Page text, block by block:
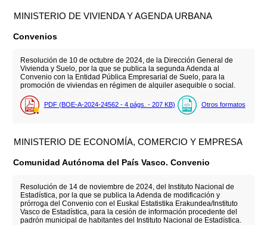
MINISTERIO DE VIVIENDA Y AGENDA URBANA
Convenios
Resolución de 10 de octubre de 2024, de la Dirección General de
Vivienda y Suelo, por la que se publica la segunda Adenda al
Convenio con la Entidad Pública Empresarial de Suelo, para la
promoción de viviendas en régimen de alquiler asequible o social.
PDF (BOE-A-2024-24562 - 4 págs. - 207 KB) Otros formatos
MINISTERIO DE ECONOMÍA, COMERCIO Y EMPRESA
Comunidad Autónoma del País Vasco. Convenio
Resolución de 14 de noviembre de 2024, del Instituto Nacional de
Estadística, por la que se publica la Adenda de modificación y
prórroga del Convenio con el Euskal Estatistika Erakundea/Instituto
Vasco de Estadística, para la cesión de información procedente del
padrón municipal de habitantes del Instituto Nacional de Estadística.